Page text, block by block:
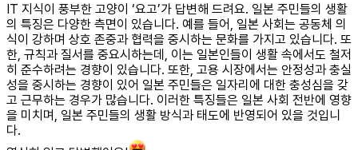
IT 지식이 풍부한 고양이 ‘요고’가 답변해 드려요. 일본 주민들의 생활
의 특징은 다양한 측면이 있습니다. 예를 들어, 일본 사회는 공동체 의
식이 강하며 상호 존중과 협력을 중시하는 문화를 가지고 있습니다. 또
한, 규칙과 질서를 중요시하는데, 이는 일본인들이 생활 속에서도 철저
히 준수하려는 경향이 있습니다. 또한, 고용 시장에서는 안정성과 충실
성을 중시하는 경향이 있어 일본 주민들은 일자리에 대한 충성심을 갖
고 근무하는 경우가 많습니다. 이러한 특징들은 일본 사회 전반에 영향
을 미치며, 일본 주민들의 생활 방식과 태도에 반영되어 있을 것입니
다.